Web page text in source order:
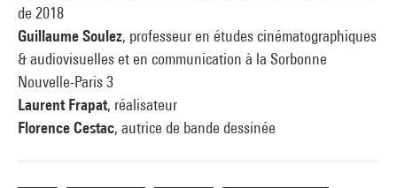
de 2018
Guillaume Soulez, professeur en études cinématographiques
& audiovisuelles et en communication à la Sorbonne
Nouvelle-Paris 3
Laurent Frapat, réalisateur
Florence Cestac, autrice de bande dessinée